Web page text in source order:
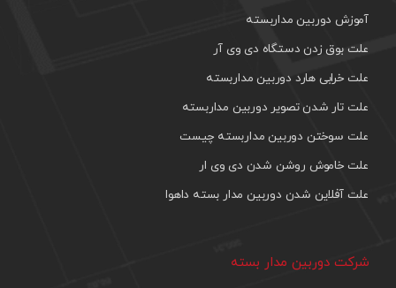
آموزش دوربین مداربسته
علت بوق زدن دستگاه دی وی آر
علت خرابی هارد دوربین مداربسته
علت تار شدن تصویر دوربین مداربسته
علت سوختن دوربین مداربسته چیست
علت خاموش روشن شدن دی وی ار
علت آفلاین شدن دوربین مدار بسته داهوا
شرکت دوربین مدار بسته